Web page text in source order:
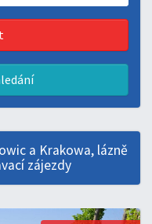
a Krakowa, lázně
zájezdy